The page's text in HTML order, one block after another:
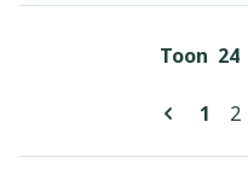
U
1 2
Toon